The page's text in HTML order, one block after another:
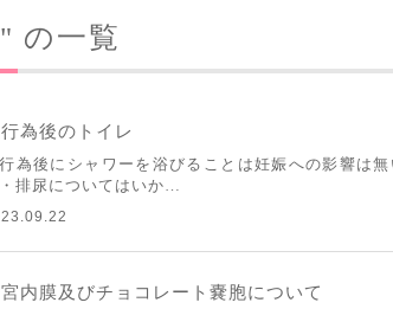
の一覧
為後のトイレ
為後にシャワーを浴びることは妊娠への影響は
排尿についてはいか…
内膜及びチョコレート嚢胞について